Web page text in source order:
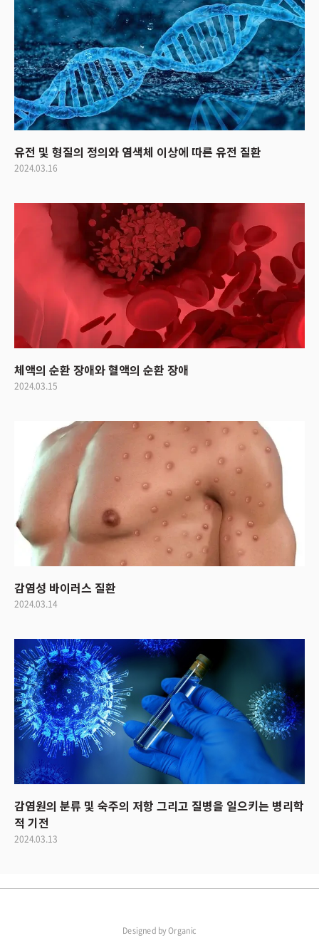
유전 및 형질의 정의와 염색체 이상에 따른 유전 질환
2024.03.16
체액의 순환 장애와 혈액의 순환 장애
2024.03.15
감염성 바이러스 질환
2024.03.14
감염원의 분류 및 숙주의 저항 그리고 질병을 일으키는 병리학
적 기전
2024.03.13
Designed byOrganic